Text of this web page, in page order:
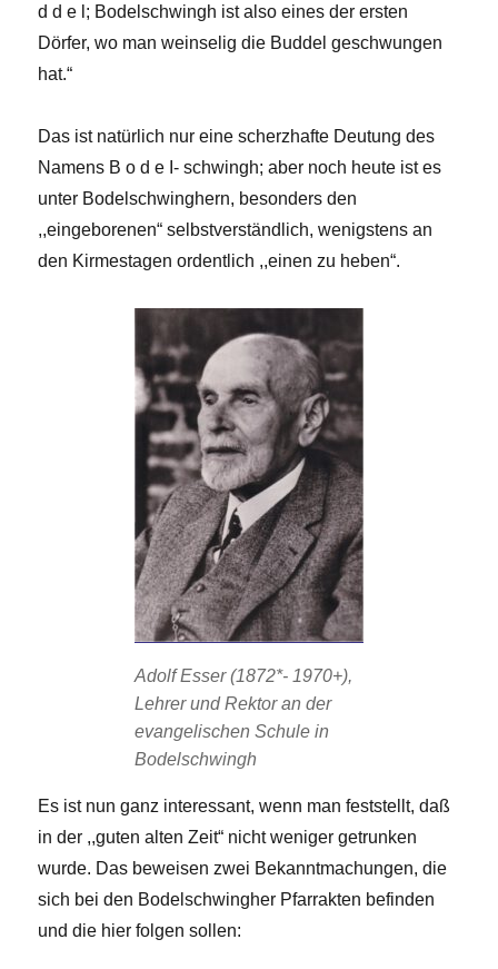
d d e l; Bodelschwingh ist also eines der ersten
Dörfer, wo man weinselig die Buddel geschwungen
hat.“
Das ist natürlich nur eine scherzhafte Deutung des
Namens B o d e I- schwingh; aber noch heute ist es
unter Bodelschwinghern, besonders den
,,eingeborenen“ selbstverständlich, wenigstens an
den Kirmestagen ordentlich ,,einen zu heben“.
Adolf Esser (1872*- 1970+),
Lehrer und Rektor an der
evangelischen Schule in
Bodelschwingh
Es ist nun ganz interessant, wenn man feststellt, daß
in der ,,guten alten Zeit“ nicht weniger getrunken
wurde. Das beweisen zwei Bekanntmachungen, die
sich bei den Bodelschwingher Pfarrakten befinden
und die hier folgen sollen: